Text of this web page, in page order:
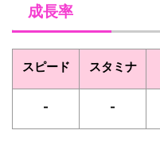
成長率
スピード スタミナ
- -